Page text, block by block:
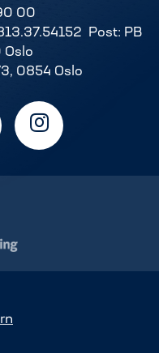
00
Post: PB
0854 Oslo